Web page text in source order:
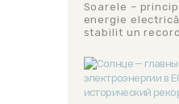
Soarele –
energie
stabilit un